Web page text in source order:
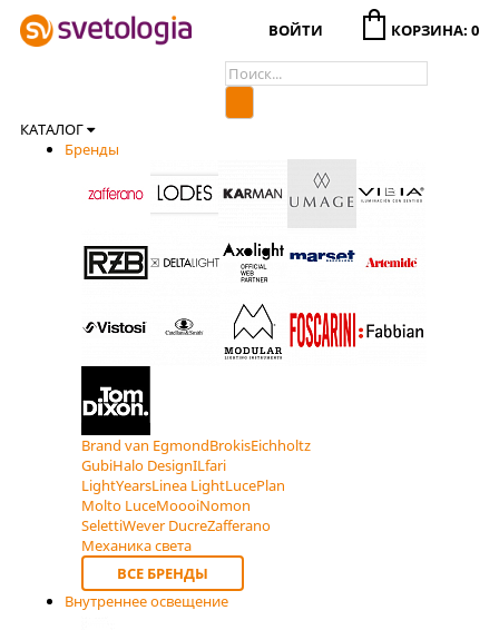
ВОЙТИ КОРЗИНА: 0
КАТАЛОГ
Бренды
Brand van EgmondBrokisEichholtz
GubiHalo DesignILfari
LightYearsLinea LightLucePlan
Molto LuceMoooiNomon
SelettiWever DucreZafferano
Механика света
ВСЕ БРЕНДЫ
Внутреннее освещение